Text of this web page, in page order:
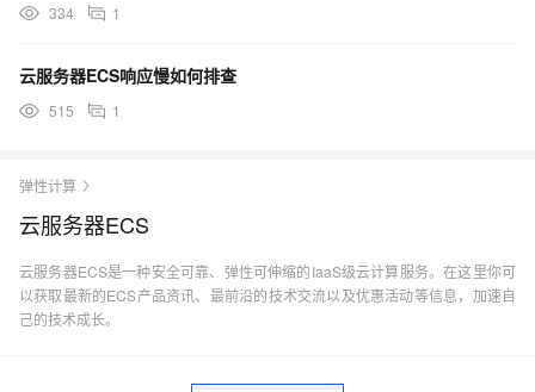
334 1
云服务器ECS响应慢如何排查
515 1
弹性计算
云服务器ECS
云服务器ECS是一种安全可靠、弹性可伸缩的IaaS级云计算服务。在这里你可
以获取最新的ECS产品资讯、最前沿的技术交流以及优惠活动等信息，加速自
己的技术成长。